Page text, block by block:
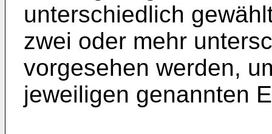
unterschiedlich
zwei oder mehr
vorgesehen werden,
jeweiligen genannten